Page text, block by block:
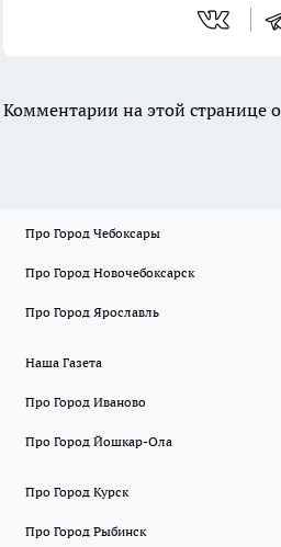
Комментарии на этой странице
Про Город Чебоксары
Про Город Новочебоксарск
Про Город Ярославль
Наша Газета
Про Город Иваново
Про Город Йошкар-Ола
Про Город Курск
Про Город Рыбинск